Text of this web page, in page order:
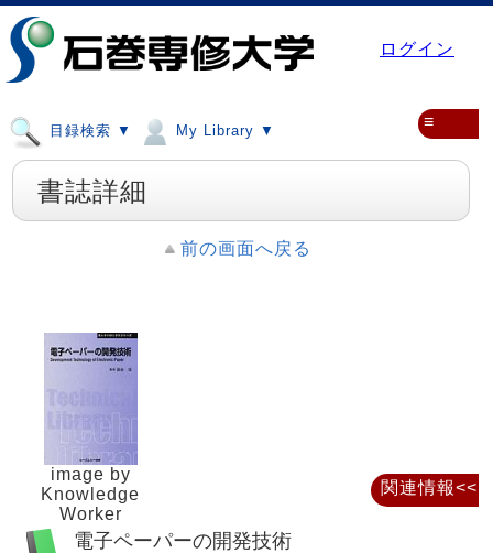
ログイン
目録検索 ▼ My Library ▼ ≡
書誌詳細
前の画面へ戻る
image by
Knowledge
Worker
電子ペーパーの開発技術
関連情報<<